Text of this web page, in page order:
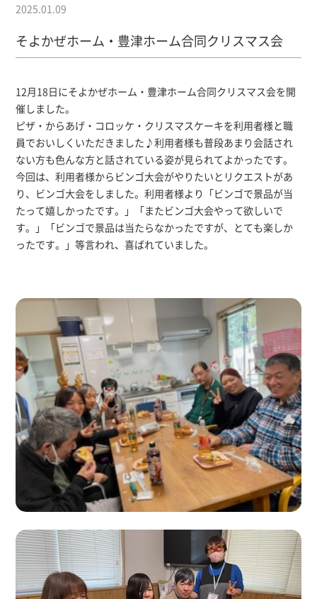
2025.01.09
そよかぜホーム・豊津ホーム合同クリスマス会
12月18日にそよかぜホーム・豊津ホーム合同クリスマス会を開
催しました。
ピザ・からあげ・コロッケ・クリスマスケーキを利用者様と職
員でおいしくいただきました♪利用者様も普段あまり会話され
ない方も色んな方と話されている姿が見られてよかったです。
今回は、利用者様からビンゴ大会がやりたいとリクエストがあ
り、ビンゴ大会をしました。利用者様より「ビンゴで景品が当
たって嬉しかったです。」「またビンゴ大会やって欲しいで
す。」「ビンゴで景品は当たらなかったですが、とても楽しか
ったです。」等言われ、喜ばれていました。